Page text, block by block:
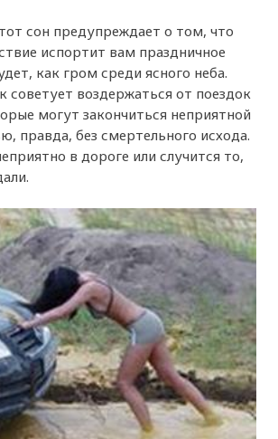
сон предупреждает о том, что
испортит вам праздничное
как гром среди ясного неба.
советует воздержаться от поездок
могут закончиться неприятной
правда, без смертельного исхода.
в дороге или случится то,